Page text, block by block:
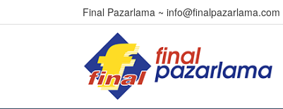
Final Pazarlama ~ info@finalpazarlama.com